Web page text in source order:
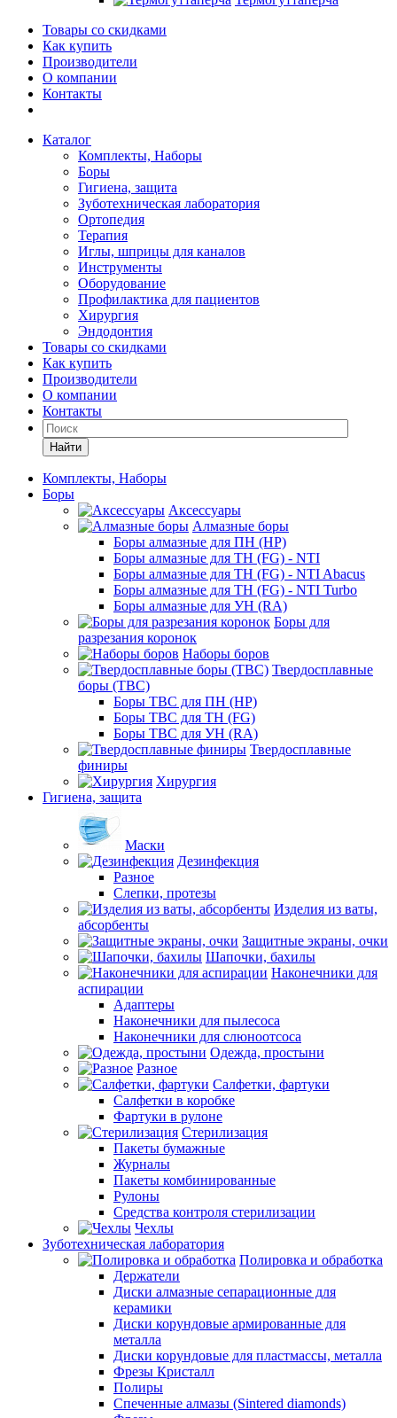
Товары со скидками
Как купить
Производители
О компании
Контакты
Каталог
Комплекты, Наборы
Боры
Гигиена, защита
Зуботехническая лаборатория
Ортопедия
Терапия
Иглы, шприцы для каналов
Инструменты
Оборудование
Профилактика для пациентов
Хирургия
Эндодонтия
Товары со скидками
Как купить
Производители
О компании
Контакты
Найти
Комплекты, Наборы
Боры
Аксессуары
Алмазные боры
Боры алмазные для ПН (HP)
Боры алмазные для ТН (FG) - NTI
Боры алмазные для ТН (FG) - NTI Abacus
Боры алмазные для ТН (FG) - NTI Turbo
Боры алмазные для УН (RA)
Боры для
разрезания коронок
Наборы боров
Твердосплавные
боры (ТВС)
Боры ТВС для ПН (HP)
Боры ТВС для ТН (FG)
Боры ТВС для УН (RA)
Твердосплавные
финиры
Хирургия
Гигиена, защита
Маски
Дезинфекция
Разное
Слепки, протезы
Изделия из ваты,
абсорбенты
Защитные экраны, очки
Шапочки, бахилы
Наконечники для
аспирации
Адаптеры
Наконечники для пылесоса
Наконечники для слюноотсоса
Одежда, простыни
Разное
Салфетки, фартуки
Салфетки в коробке
Фартуки в рулоне
Стерилизация
Пакеты бумажные
Журналы
Пакеты комбинированные
Рулоны
Средства контроля стерилизации
Чехлы
Зуботехническая лаборатория
Полировка и обработка
Держатели
Диски алмазные сепарационные для
керамики
Диски корундовые армированные для
металла
Диски корундовые для пластмассы, металла
Фрезы Кристалл
Полиры
Спеченные алмазы (Sintered diamonds)